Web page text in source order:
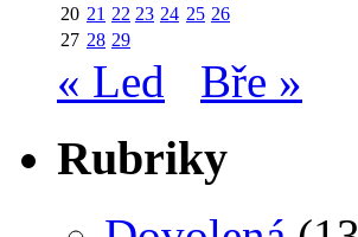
20 21 22 23 24 25 26
27 28 29
« Led Bře »
Rubriky